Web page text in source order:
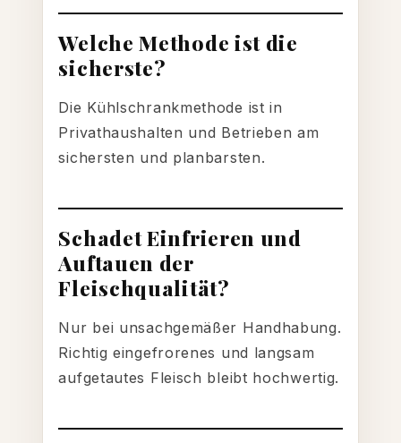
Welche Methode ist die
sicherste?
Die Kühlschrankmethode ist in
Privathaushalten und Betrieben am
sichersten und planbarsten.
Schadet Einfrieren und
Auftauen der
Fleischqualität?
Nur bei unsachgemäßer Handhabung.
Richtig eingefrorenes und langsam
aufgetautes Fleisch bleibt hochwertig.